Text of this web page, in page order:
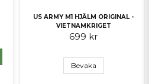
US ARMY M1 HJÄLM ORIGINAL -
VIETNAMKRIGET
699 kr
Bevaka